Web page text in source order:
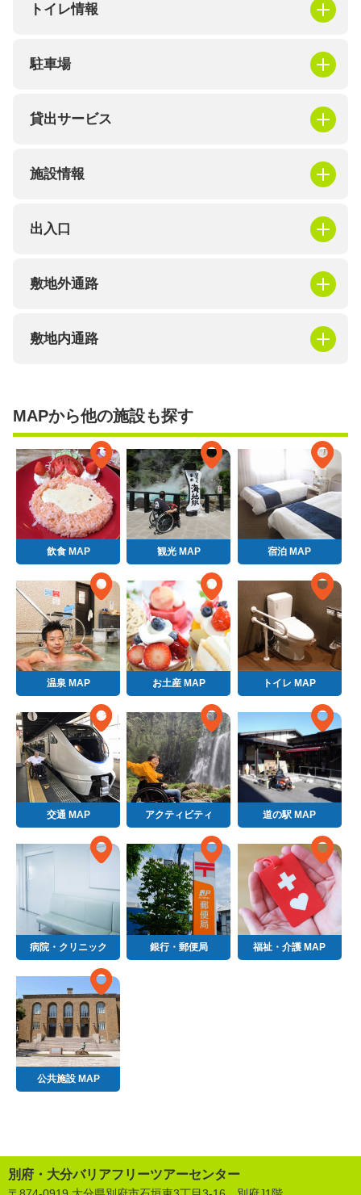
トイレ情報
駐車場
貸出サービス
施設情報
出入口
敷地外通路
敷地内通路
MAPから他の施設も探す
飲食 MAP 観光 MAP 宿泊 MAP
温泉 MAP お土産 MAP トイレ MAP
交通 MAP アクティビティ 道の駅 MAP
病院・クリニック 銀行・郵便局 福祉・介護 MAP
公共施設 MAP
別府・大分バリアフリーツアーセンター